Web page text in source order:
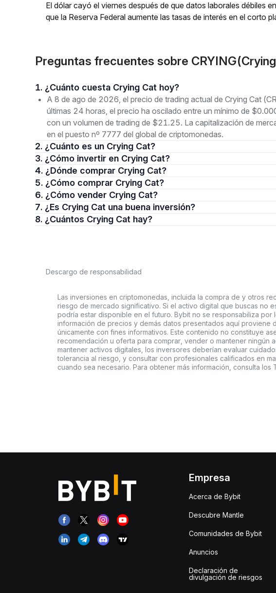
El dólar cayó el viernes después de que datos laborales débiles
que la Reserva Federal aumente las tasas de interés en el corto
Preguntas frecuentes sobre
1. ¿Cuánto cuesta Crying Cat hoy?
A 8 de ago de 2026, el precio de trading actual de Crying Cat
últimas 24 horas, el precio ha oscilado entre un mínimo de
con un volumen de trading de $21.25. La capitalización de
en el puesto nº 7777 del global de criptomonedas.
2. ¿Cuánto es un Crying Cat?
3. ¿Cómo invertir en Crying Cat?
4. ¿Dónde comprar Crying Cat?
5. ¿Cómo comprar Crying Cat?
6. ¿Cómo vender Crying Cat?
7. ¿Es Crying Cat una buena inversión?
8. ¿Cuántos Crying Cat hay?
Descargo de responsabilidad
Las inversiones en criptomonedas, incluida la compra de y otros
riesgo de mercado significativo. Si el activo digital que buscas no
podría estar disponible en el futuro. Bybit no se responsabiliza por
información de precios y demás datos presentados aquí proviene
únicamente con fines informativos. Este contenido no constituye
recomendación u oferta para comprar, vender o mantener ningún
mantener activos digitales, los inversores deberían evaluar
tolerancia al riesgo, y consultar con profesionales calificados en
cuando sea necesario. Para obtener más información, consulta los
Empresa
Acerca de Bybit
Descubre Mantle
Comunidades de Bybit
Anuncios
Declaración de
divulgación de riesgos